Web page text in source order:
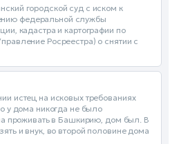
городской суд с иском к
федеральной службы
кадастра и картографии по
Росреестра) о снятии с
истец на исковых требованиях
у дома никогда не было
проживать в Башкирию, дом был. В
и внук, во второй половине дома